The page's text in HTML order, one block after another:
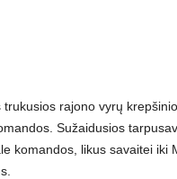
trukusios rajono vyrų
Sužaidusios
komandos, likus savaitei iki